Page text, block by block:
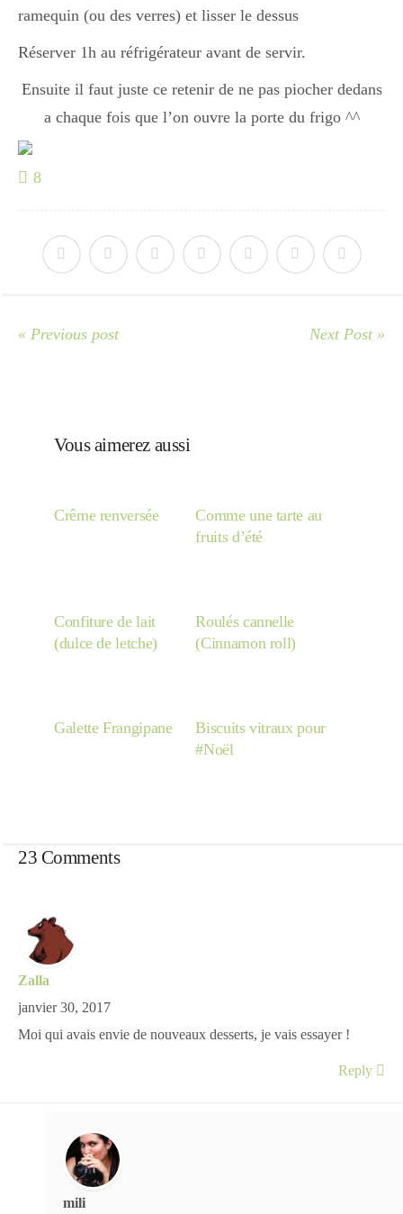
ramequin (ou des verres) et lisser le dessus
Réserver 1h au réfrigérateur avant de servir.
Ensuite il faut juste ce retenir de ne pas piocher dedans
a chaque fois que l’on ouvre la porte du frigo ^^
8
« Previous post Next Post »
Vous aimerez aussi
Crême renversée
Comme une tarte au
fruits d’été
Confiture de lait
(dulce de letche)
Roulés cannelle
(Cinnamon roll)
Galette Frangipane
Biscuits vitraux pour
#Noël
23 Comments
Zalla
janvier 30, 2017
Moi qui avais envie de nouveaux desserts, je vais essayer !
Reply
mili